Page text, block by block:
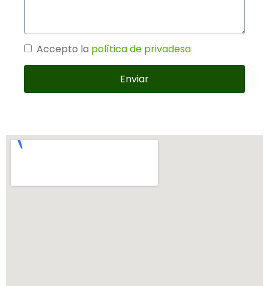
Accepto la política de privadesa
Enviar